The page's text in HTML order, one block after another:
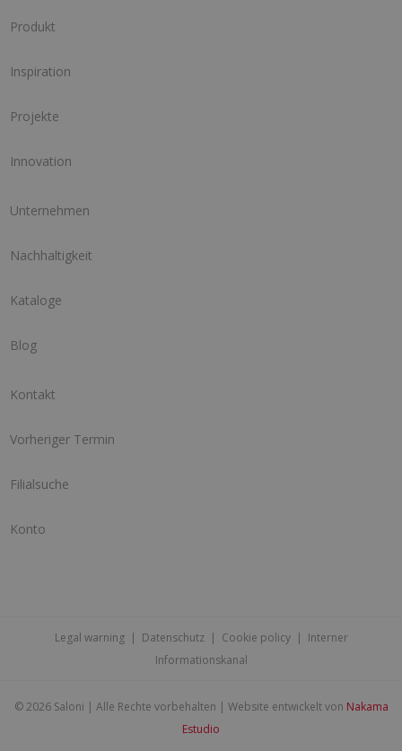
Produkt
Inspiration
Projekte
Innovation
Unternehmen
Nachhaltigkeit
Kataloge
Blog
Kontakt
Vorheriger Termin
Filialsuche
Konto
Legal warning| Datenschutz| Cookie policy| Interner
Informationskanal
©2026 Saloni | Alle Rechte vorbehalten | Website entwickelt von Nakama
Estudio